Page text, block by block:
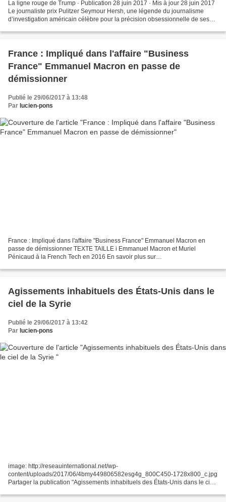
La ligne rouge de Trump · Publication 28 juin 2017 · Mis à jour 28 juin 2017
Le journaliste prix Pulitzer Seymour Hersh, une légende du journalisme
d’investigation américain célèbre pour la précision obsessionnelle de ses
France : Impliqué dans l'affaire "Business
France" Emmanuel Macron en passe de
démissionner
Publié le 29/06/2017 à 13:48
Par lucien-pons
France : Impliqué dans l'affaire "Business France" Emmanuel Macron en
passe de démissionner TEXTE TAILLE i Emmanuel Macron et Muriel
Pénicaud à la French Tech en 2016 En savoir plus sur
30155.html#Mgcqt5xpQuXsyziu.99...
Agissements inhabituels des États-Unis dans le
ciel de la Syrie
Publié le 29/06/2017 à 13:42
Par lucien-pons
image: http://reseauinternational.net/wp-
content/uploads/2017/06/4bmy449806582esg4g_800C450-1728x800_c.jpg
Partager la publication "Agissements inhabituels des États-Unis dans le ciel